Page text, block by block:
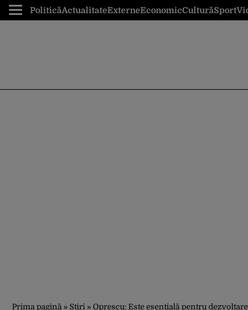
PoliticăActualitateExterneEconomicCulturăSport
Prima pagină » Știri » Oprescu: Este esențială pentru